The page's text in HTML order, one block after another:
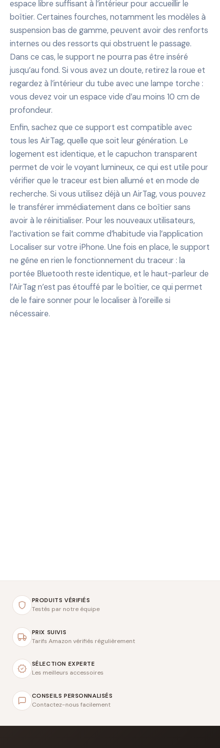
espace libre suffisant à l’intérieur pour accueillir le
boîtier. Certaines fourches, notamment les modèles à
suspension bas de gamme, peuvent avoir des renforts
internes ou des ressorts qui obstruent le passage.
Dans ce cas, le support ne pourra pas être inséré
jusqu’au fond. Si vous avez un doute, retirez la roue et
regardez à l’intérieur du tube avec une lampe torche :
vous devez voir un espace vide d’au moins 10 cm de
profondeur.
Enfin, sachez que ce support est compatible avec
tous les AirTag, quelle que soit leur génération. Le
logement est identique, et le capuchon transparent
permet de voir le voyant lumineux, ce qui est utile pour
vérifier que le traceur est bien allumé et en mode de
recherche. Si vous utilisez déjà un AirTag, vous pouvez
le transférer immédiatement dans ce boîtier sans
avoir à le réinitialiser. Pour les nouveaux utilisateurs,
l’activation se fait comme d’habitude via l’application
Localiser sur votre iPhone. Une fois en place, le support
ne gêne en rien le fonctionnement du traceur : la
portée Bluetooth reste identique, et le haut-parleur de
l’AirTag n’est pas étouffé par le boîtier, ce qui permet
de le faire sonner pour le localiser à l’oreille si
nécessaire.
PRODUITS VÉRIFIÉS
Testés par notre équipe
PRIX SUIVIS
Tarifs Amazon vérifiés régulièrement
SÉLECTION EXPERTE
Les meilleurs accessoires
CONSEILS PERSONNALISÉS
Contactez-nous facilement